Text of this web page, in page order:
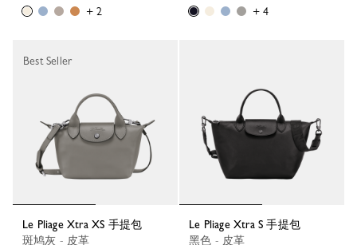
+ 2
+ 4
Le Pliage Xtra XS 手提包
斑鸠灰 - 皮革
Best Seller
Le Pliage Xtra S 手提包
黑色 - 皮革